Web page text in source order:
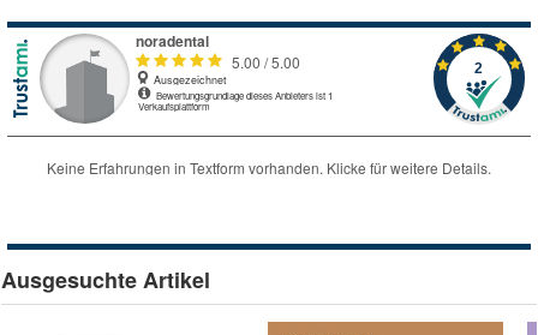
Ausgesuchte Artikel